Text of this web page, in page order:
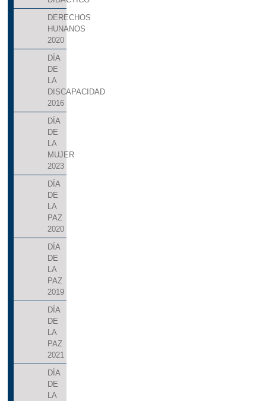
DERECHOS
HUNANOS
2020
DÍA
DE
LA
DISCAPACIDAD
2016
DÍA
DE
LA
MUJER
2023
DÍA
DE
LA
PAZ
2020
DÍA
DE
LA
PAZ
2019
DÍA
DE
LA
PAZ
2021
DÍA
DE
LA